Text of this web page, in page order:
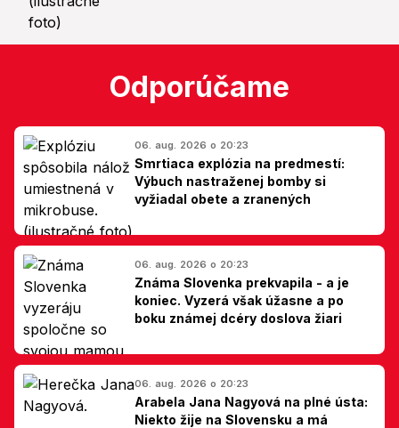
Odporúčame
06. aug. 2026 o 20:23
Smrtiaca explózia na predmestí:
Výbuch nastraženej bomby si
vyžiadal obete a zranených
06. aug. 2026 o 20:23
Známa Slovenka prekvapila - a je
koniec. Vyzerá však úžasne a po
boku známej dcéry doslova žiari
06. aug. 2026 o 20:23
Arabela Jana Nagyová na plné ústa:
Niekto žije na Slovensku a má